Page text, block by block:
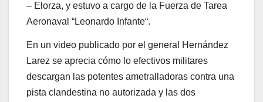
– Elorza, y estuvo a cargo de la Fuerza de Tarea
Aeronaval “Leonardo Infante“.
En un video publicado por el general Hernández
Larez se aprecia cómo lo efectivos militares
descargan las potentes ametralladoras contra una
pista clandestina no autorizada y las dos